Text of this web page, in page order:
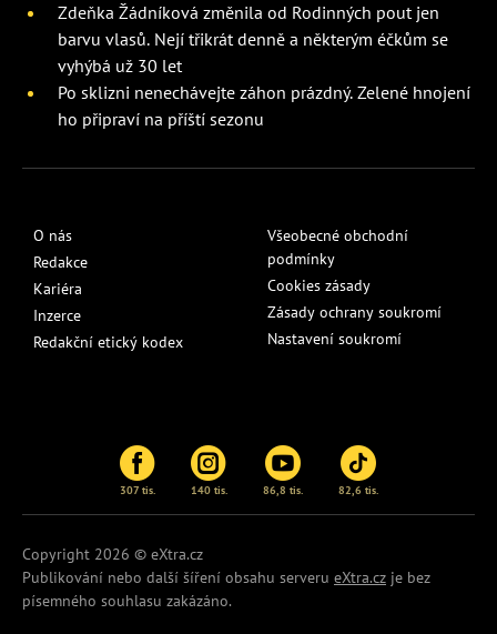
Zdeňka Žádníková změnila od Rodinných pout jen
barvu vlasů. Nejí třikrát denně a některým éčkům se
vyhýbá už 30 let
Po sklizni nenechávejte záhon prázdný. Zelené hnojení
ho připraví na příští sezonu
O nás
Redakce
Kariéra
Inzerce
Redakční etický kodex
Všeobecné obchodní
podmínky
Cookies zásady
Zásady ochrany soukromí
Nastavení soukromí
307 tis. 140 tis. 86,8 tis. 82,6 tis.
Copyright 2026 © eXtra.cz
Publikování nebo další šíření obsahu serveru eXtra.cz je bez
písemného souhlasu zakázáno.